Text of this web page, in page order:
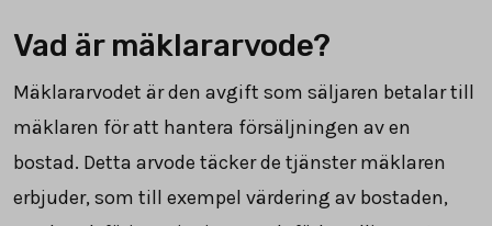
Vad är mäklararvode?
Mäklararvodet är den avgift som säljaren betalar till
mäklaren för att hantera försäljningen av en
bostad. Detta arvode täcker de tjänster mäklaren
erbjuder, som till exempel värdering av bostaden,